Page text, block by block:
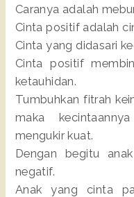
Caranya adalah
Cinta positif adalah
Cinta yang didasari
Cinta positif
ketauhidan.
Tumbuhkan fitrah
maka
mengukir kuat.
Dengan begitu
negatif.
Anak yang cinta